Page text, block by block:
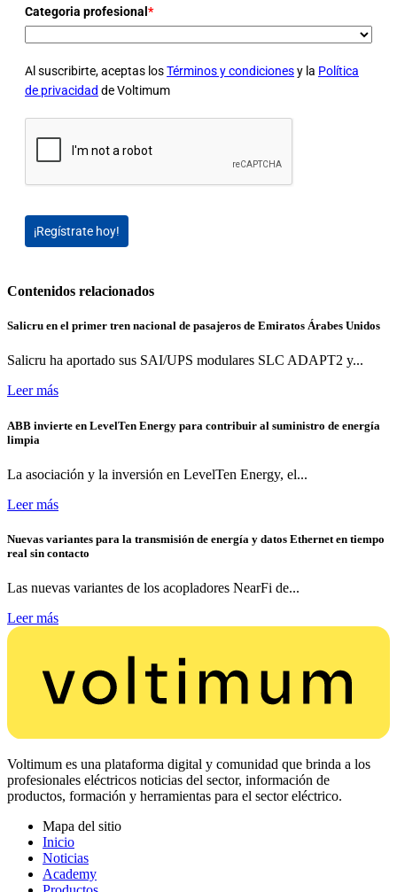
Categoria profesional *
Al suscribirte, aceptas losTérminos y condicionesy la Política
de privacidad de Voltimum
¡Regístrate hoy!
Contenidos relacionados
Salicru en el primer tren nacional de pasajeros de Emiratos Árabes Unidos
Salicru ha aportado sus SAI/UPS modulares SLC ADAPT2 y...
Leer más
ABB invierte en LevelTen Energy para contribuir al suministro de energía
limpia
La asociación y la inversión en LevelTen Energy, el...
Leer más
Nuevas variantes para la transmisión de energía y datos Ethernet en tiempo
real sin contacto
Las nuevas variantes de los acopladores NearFi de...
Leer más
Voltimum es una plataforma digital y comunidad que brinda a los
profesionales eléctricos noticias del sector, información de
productos, formación y herramientas para el sector eléctrico.
Mapa del sitio
Inicio
Noticias
Academy